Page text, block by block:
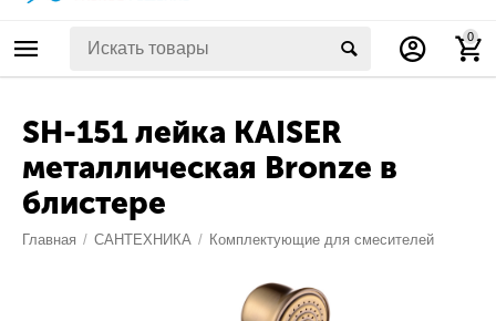
0
SH-151 лейка KAISER
металлическая Bronze в
блистере
Главная / САНТЕХНИКА / Комплектующие для смесителей